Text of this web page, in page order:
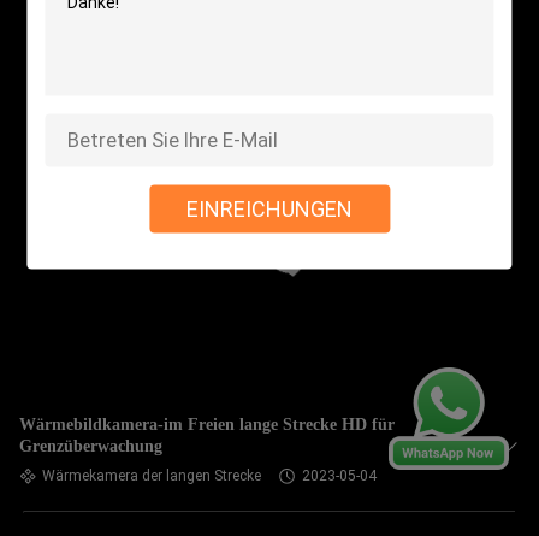
EINREICHUNGEN
Wärmebildkamera-im Freien lange Strecke HD für
Grenzüberwachung
Wärmekamera der langen Strecke 2023-05-04